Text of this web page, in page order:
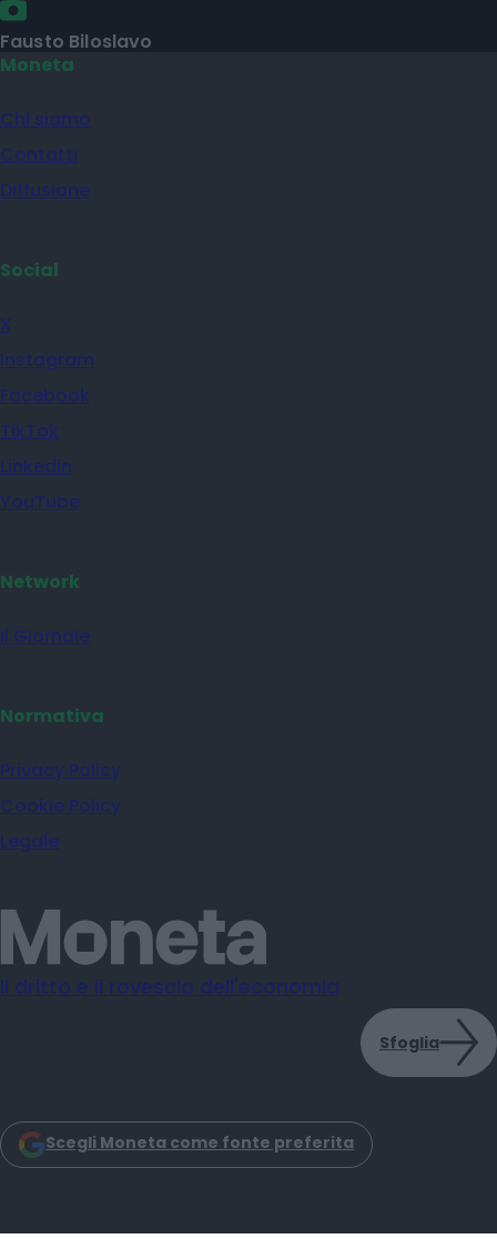
Fausto Biloslavo
Moneta
Chi siamo
Contatti
Diffusione
Social
X
Instagram
Facebook
TikTok
Linkedin
YouTube
Network
il Giornale
Normativa
Privacy Policy
Cookie Policy
Legale
Il dritto e il rovescio dell'economia
Sfoglia
Scegli Moneta come fonte preferita